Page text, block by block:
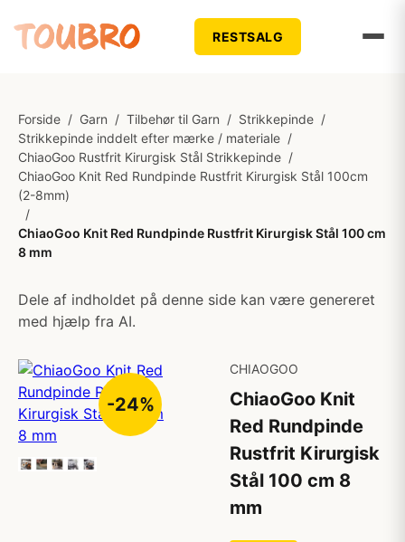
RESTSALG
Forside / Garn / Tilbehør til Garn / Strikkepinde /
Strikkepinde inddelt efter mærke / materiale /
ChiaoGoo Rustfrit Kirurgisk Stål Strikkepinde /
ChiaoGoo Knit Red Rundpinde Rustfrit Kirurgisk Stål 100cm
(2-8mm)
/
ChiaoGoo Knit Red Rundpinde Rustfrit Kirurgisk Stål 100 cm
8 mm
Dele af indholdet på denne side kan være genereret
med hjælp fra AI.
-24%
CHIAOGOO
ChiaoGoo Knit
Red Rundpinde
Rustfrit Kirurgisk
Stål 100 cm 8
mm